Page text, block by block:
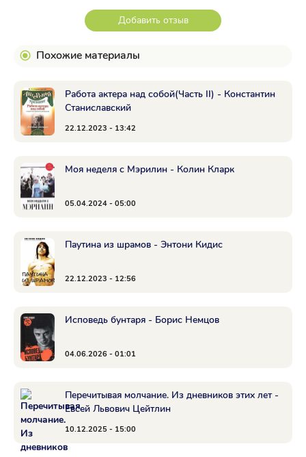
Добавить отзыв
Похожие материалы
Работа актера над собой(Часть II) - Константин
Станиславский
22.12.2023 - 13:42
Моя неделя с Мэрилин - Колин Кларк
05.04.2024 - 05:00
Паутина из шрамов - Энтони Кидис
22.12.2023 - 12:56
Исповедь бунтаря - Борис Немцов
04.06.2026 - 01:01
Перечитывая молчание. Из дневников этих лет -
Евсей Львович Цейтлин
10.12.2025 - 15:00